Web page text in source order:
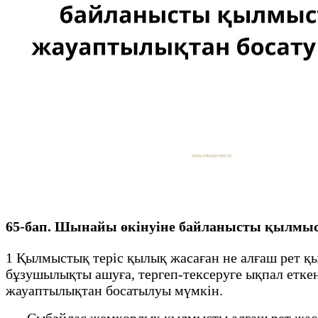
65-бап. Шынайы өкiнуiне байланысты
1 Қылмыстық теріс қылық жасаған не алғаш рет
бұзушылықты ашуға, тергеп-тексеруге ықпал
жауаптылықтан босатылуы мүмкiн.